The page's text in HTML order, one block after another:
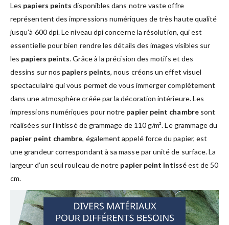
Les papiers peints disponibles dans notre vaste offre
représentent des impressions numériques de très haute qualité
jusqu’à 600 dpi. Le niveau dpi concerne la résolution, qui est
essentielle pour bien rendre les détails des images visibles sur
les papiers peints. Grâce à la précision des motifs et des
dessins sur nos papiers peints, nous créons un effet visuel
spectaculaire qui vous permet de vous immerger complètement
dans une atmosphère créée par la décoration intérieure. Les
impressions numériques pour notre papier peint chambresont
réalisées sur l’intissé de grammage de 110 g/m². Le grammage du
papier peint chambre, également appelé force du papier, est
une grandeur correspondant à sa masse par unité de surface. La
largeur d’un seul rouleau de notre papier peint intisséest de 50
cm.